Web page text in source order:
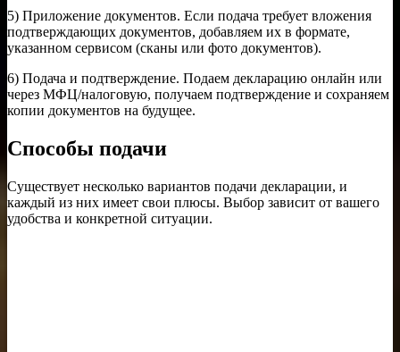
5) Приложение документов. Если подача требует вложения
подтверждающих документов, добавляем их в формате,
указанном сервисом (сканы или фото документов).
6) Подача и подтверждение. Подаем декларацию онлайн или
через МФЦ/налоговую, получаем подтверждение и сохраняем
копии документов на будущее.
Способы подачи
Существует несколько вариантов подачи декларации, и
каждый из них имеет свои плюсы. Выбор зависит от вашего
удобства и конкретной ситуации.